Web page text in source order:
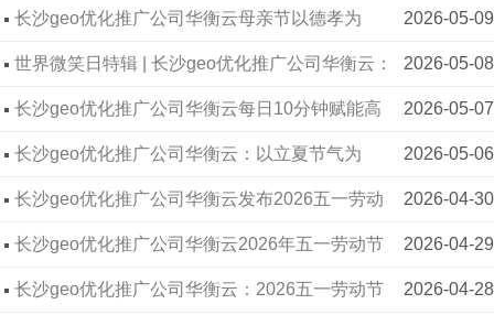
华衡云签约诚慧系统
华衡云签约利顺包装
华衡云签约安家装饰
华衡云签约品艺装饰
华衡云签约河南维鑫诺生生物科技有限公司
华衡云签约盼盼门业
2026-05-09
长沙geo优化推广公司华衡云母亲节以德孝为
根，暖服务之心 2026-05-08
世界微笑日特辑 | 长沙geo优化推广公司华衡云：
以微笑为桥，传递服务的温度 2026-05-07
长沙geo优化推广公司华衡云每日10分钟赋能高
效工作 2026-05-06
长沙geo优化推广公司华衡云：以立夏节气为
序，顺时而为促生长 2026-04-30
长沙geo优化推广公司华衡云发布2026五一劳动
节旅游攻略，伴你轻松度假期 2026-04-29
长沙geo优化推广公司华衡云2026年五一劳动节
假期通知及劳动者祝福 2026-04-28
长沙geo优化推广公司华衡云：2026五一劳动节